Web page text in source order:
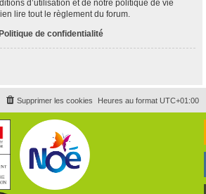
d’utilisation et de notre politique de vie
lire tout le règlement du forum.
de confidentialité
Heures au format UTC+01:00
Supprimer les cookies